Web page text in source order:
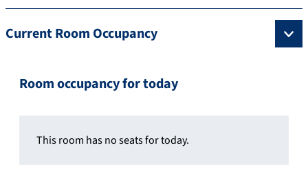
Current Room Occupancy
Room occupancy for today
This room has no seats for today.